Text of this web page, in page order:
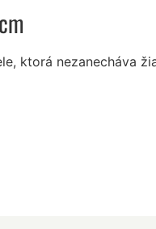
ktorá nezanecháva